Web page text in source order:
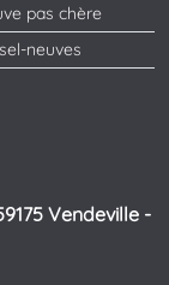
pas chère
neuves
Vendeville -